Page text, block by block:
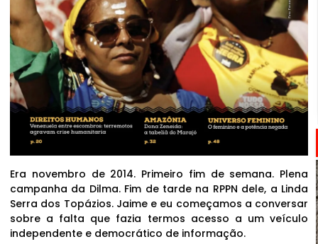
Era novembro de 2014. Primeiro fim de semana. Plena
campanha da Dilma. Fim de tarde na RPPN dele, a Linda
Serra dos Topázios. Jaime e eu começamos a conversar
sobre a falta que fazia termos acesso a um veículo
independente e democrático de informação.